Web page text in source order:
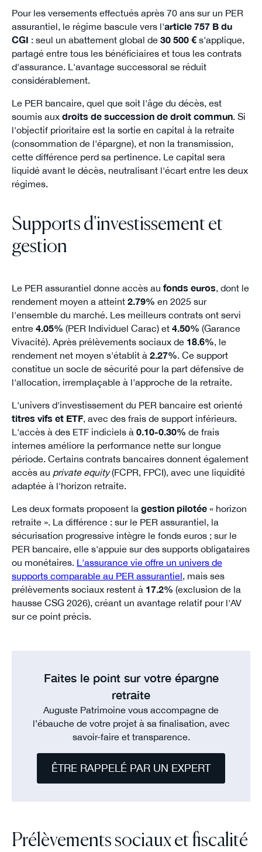
Pour les versements effectués après 70 ans sur un PER
assurantiel, le régime bascule vers l'article 757 B du
CGI : seul un abattement global de 30 500 €s'applique,
partagé entre tous les bénéficiaires et tous les contrats
d'assurance. L'avantage successoral se réduit
considérablement.
Le PER bancaire, quel que soit l'âge du décès, est
soumis aux droits de succession de droit commun. Si
l'objectif prioritaire est la sortie en capital à la retraite
(consommation de l'épargne), et non la transmission,
cette différence perd sa pertinence. Le capital sera
liquidé avant le décès, neutralisant l'écart entre les deux
régimes.
Supports d'investissement et
gestion
Le PER assurantiel donne accès au fonds euros, dont le
rendement moyen a atteint 2.79% en 2025 sur
l'ensemble du marché. Les meilleurs contrats ont servi
entre 4.05% (PER Individuel Carac) et 4.50% (Garance
Vivacité). Après prélèvements sociaux de 18.6%, le
rendement net moyen s'établit à 2.27%. Ce support
constitue un socle de sécurité pour la part défensive de
l'allocation, irremplaçable à l'approche de la retraite.
L'univers d'investissement du PER bancaire est orienté
titres vifs et ETF, avec des frais de support inférieurs.
L'accès à des ETF indiciels à 0.10-0.30% de frais
internes améliore la performance nette sur longue
période. Certains contrats bancaires donnent également
accès au private equity(FCPR, FPCI), avec une liquidité
adaptée à l'horizon retraite.
Les deux formats proposent la gestion pilotée« horizon
retraite ». La différence : sur le PER assurantiel, la
sécurisation progressive intègre le fonds euros ; sur le
PER bancaire, elle s'appuie sur des supports obligataires
ou monétaires. L'assurance vie offre un univers de
supports comparable au PER assurantiel, mais ses
prélèvements sociaux restent à 17.2% (exclusion de la
hausse CSG 2026), créant un avantage relatif pour l'AV
sur ce point précis.
Faites le point sur votre épargne
retraite
Auguste Patrimoine vous accompagne de
l’ébauche de votre projet à sa finalisation, avec
savoir-faire et transparence.
ÊTRE RAPPELÉ PAR UN EXPERT
Prélèvements sociaux et fiscalité